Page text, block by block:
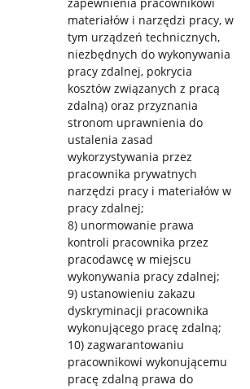
materiałów i narzędzi pracy, w
tym urządzeń technicznych,
niezbędnych do wykonywania
pracy zdalnej, pokrycia
kosztów związanych z pracą
zdalną) oraz przyznania
stronom uprawnienia do
ustalenia zasad
wykorzystywania przez
pracownika prywatnych
narzędzi pracy i materiałów w
pracy zdalnej;
8) unormowanie prawa
kontroli pracownika przez
pracodawcę w miejscu
wykonywania pracy zdalnej;
9) ustanowieniu zakazu
dyskryminacji pracownika
wykonującego pracę zdalną;
10) zagwarantowaniu
pracownikowi wykonującemu
pracę zdalną prawa do